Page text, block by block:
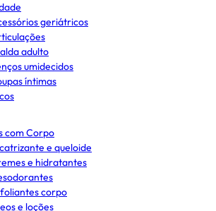
geriátricos
adulto
umidecidos
íntimas
com Corpo
e queloide
e hidratantes
corpo
e loções